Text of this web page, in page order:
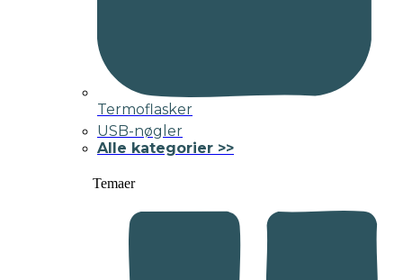
Termoflasker
USB-nøgler
Alle kategorier >>
Temaer